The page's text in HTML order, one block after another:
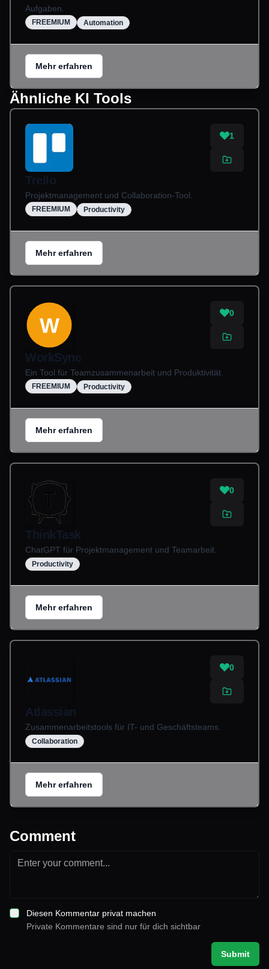
Aufgaben.
FREEMIUM Automation
Mehr erfahren
Ähnliche KI Tools
1
Trello
Projektmanagement und Collaboration-Tool.
FREEMIUM Productivity
Mehr erfahren
W
0
WorkSync
Ein Tool für Teamzusammenarbeit und Produktivität.
FREEMIUM Productivity
Mehr erfahren
0
ThinkTask
ChatGPT für Projektmanagement und Teamarbeit.
Productivity
Mehr erfahren
0
Atlassian
Zusammenarbeitstools für IT- und Geschäftsteams.
Collaboration
Mehr erfahren
Comment
Diesen Kommentar privat machen
Private Kommentare sind nur für dich sichtbar
Submit